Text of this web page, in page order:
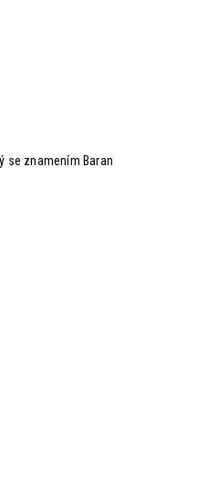
se znamením Baran